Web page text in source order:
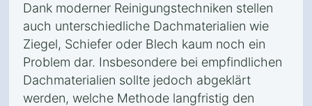
Dank moderner Reinigungstechniken stellen
auch unterschiedliche Dachmaterialien wie
Ziegel, Schiefer oder Blech kaum noch ein
Problem dar. Insbesondere bei empfindlichen
Dachmaterialien sollte jedoch abgeklärt
werden, welche Methode langfristig den